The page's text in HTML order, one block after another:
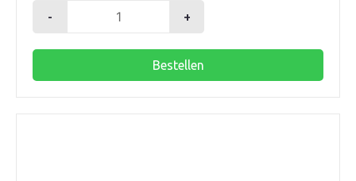
-
thermostaatknop
+
Bestellen